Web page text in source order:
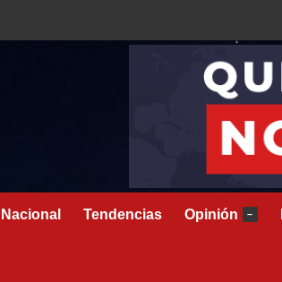
Nacional Tendencias Opinión –